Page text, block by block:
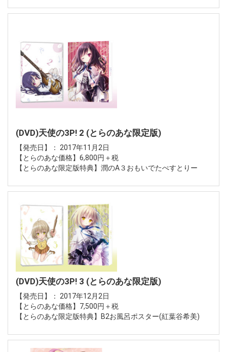
(DVD)天使の3P! 2 (とらのあな限定版)
【発売日】： 2017年11月2日
【とらのあな価格】6,800円＋税
【とらのあな限定版特典】潤のA３おもいでたぺすとりー
(DVD)天使の3P! 3 (とらのあな限定版)
【発売日】： 2017年12月2日
【とらのあな価格】7,500円＋税
【とらのあな限定版特典】B2お風呂ポスター(紅葉谷希美)